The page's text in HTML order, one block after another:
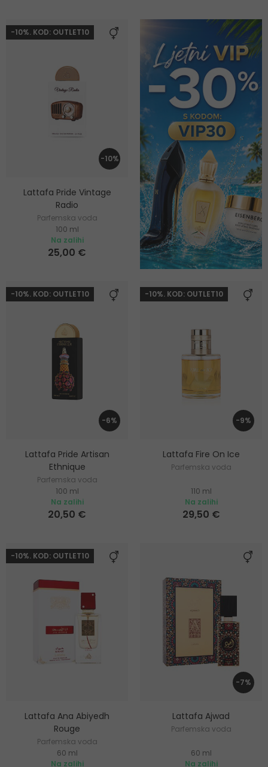
-10%. KOD: OUTLET10
-10%
Lattafa Pride Vintage
Radio
Parfemska voda
100 ml
Na zalihi
25,00 €
-10%. KOD: OUTLET10
-6%
Lattafa Pride Artisan
Ethnique
Parfemska voda
100 ml
Na zalihi
20,50 €
-10%. KOD: OUTLET10
-9%
Lattafa Fire On Ice
Parfemska voda
110 ml
Na zalihi
29,50 €
-10%. KOD: OUTLET10
Lattafa Ana Abiyedh
Rouge
Parfemska voda
60 ml
Na zalihi
-7%
Lattafa Ajwad
Parfemska voda
60 ml
Na zalihi